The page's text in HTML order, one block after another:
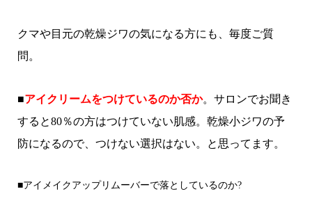
クマや目元の乾燥ジワの気になる方にも、毎度ご質
問。
■アイクリームをつけているのか否か。サロンでお聞き
すると80％の方はつけていない肌感。乾燥小ジワの予
防になるので、つけない選択はない。と思ってます。
■アイメイクアップリムーバーで落としているのか?